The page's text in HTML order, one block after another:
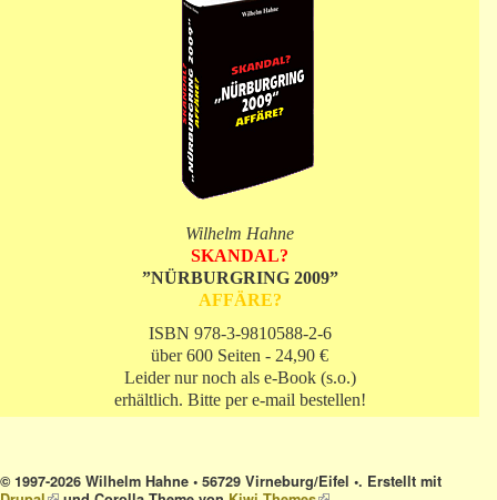
Wilhelm Hahne
SKANDAL?
”NÜRBURGRING 2009”
AFFÄRE?
ISBN 978-3-9810588-2-6
über 600 Seiten - 24,90 €
Leider nur noch als e-Book (s.o.)
erhältlich. Bitte per e-mail bestellen!
© 1997-2026 Wilhelm Hahne • 56729 Virneburg/Eifel •. Erstellt mit